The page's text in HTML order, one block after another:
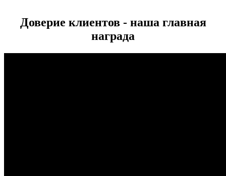
Доверие клиентов - наша главная
награда